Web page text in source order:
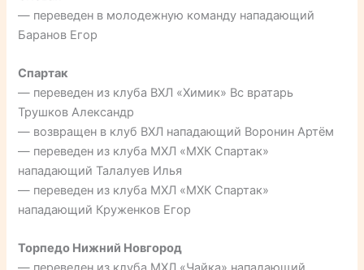
— переведен в молодежную команду нападающий
Баранов Егор
Спартак
— переведен из клуба ВХЛ «Химик» Вс вратарь
Трушков Александр
— возвращен в клуб ВХЛ нападающий Воронин Артём
— переведен из клуба МХЛ «МХК Спартак»
нападающий Талалуев Илья
— переведен из клуба МХЛ «МХК Спартак»
нападающий Круженков Егор
Торпедо Нижний Новгород